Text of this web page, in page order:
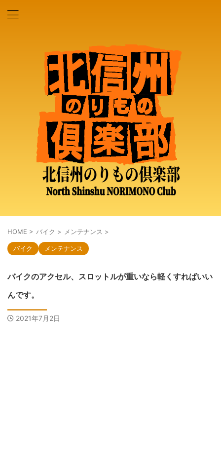
HOME > バイク > メンテナンス >
バイク メンテナンス
バイクのアクセル、スロットルが重いなら軽くすればいい
んです。
2021年7月2日